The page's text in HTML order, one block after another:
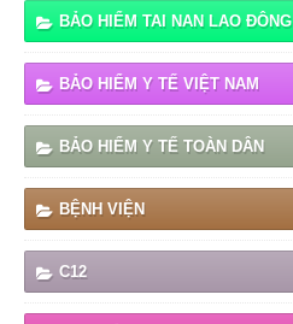
BẢO HIỂM TAI NAN LAO ĐÔNG
BẢO HIỂM Y TẾ VIỆT NAM
BẢO HIỂM Y TẾ TOÀN DÂN
BỆNH VIỆN
C12